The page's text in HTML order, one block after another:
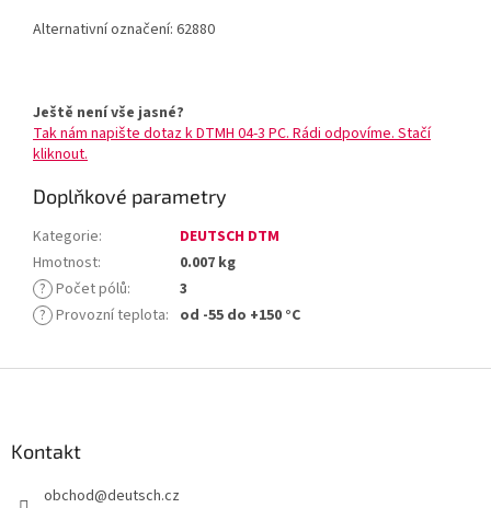
Alternativní označení: 62880
Ještě není vše jasné?
Tak nám napište dotaz k DTMH 04-3 PC. Rádi odpovíme. Stačí
kliknout.
Doplňkové parametry
Kategorie:
DEUTSCH DTM
Hmotnost:
0.007 kg
? Počet pólů:
3
? Provozní teplota: od -55 do +150 °C
Kontakt
obchod@deutsch.cz